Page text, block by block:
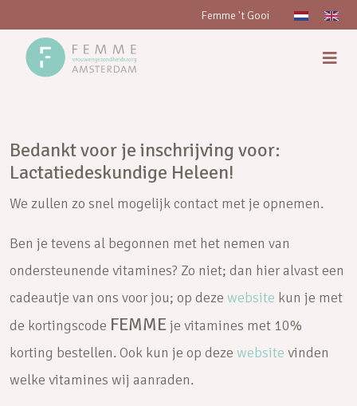
Femme 't Gooi
Bedankt voor je inschrijving voor:
Lactatiedeskundige Heleen!
We zullen zo snel mogelijk contact met je opnemen.
Ben je tevens al begonnen met het nemen van
ondersteunende vitamines? Zo niet; dan hier alvast een
cadeautje van ons voor jou; op deze website kun je met
de kortingscode FEMMEje vitamines met 10%
korting bestellen. Ook kun je op deze website vinden
welke vitamines wij aanraden.